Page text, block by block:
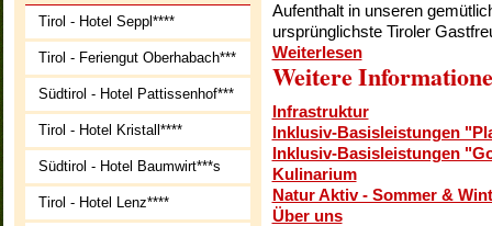
Tirol - Hotel Seppl****
Tirol - Feriengut Oberhabach***
Südtirol - Hotel Pattissenhof***
Tirol - Hotel Kristall****
Südtirol - Hotel Baumwirt***s
Tirol - Hotel Lenz****
Aufenthalt in unseren
ursprünglichste Tiroler
Weiterlesen
Weitere
Infrastruktur
Inklusiv-Basisleistungen
Inklusiv-Basisleistungen
Kulinarium
Natur Aktiv - Sommer &
Über uns